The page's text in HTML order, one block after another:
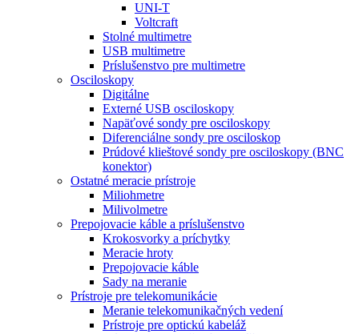
UNI-T
Voltcraft
Stolné multimetre
USB multimetre
Príslušenstvo pre multimetre
Osciloskopy
Digitálne
Externé USB osciloskopy
Napäťové sondy pre osciloskopy
Diferenciálne sondy pre osciloskop
Prúdové klieštové sondy pre osciloskopy (BNC
konektor)
Ostatné meracie prístroje
Miliohmetre
Milivolmetre
Prepojovacie káble a príslušenstvo
Krokosvorky a príchytky
Meracie hroty
Prepojovacie káble
Sady na meranie
Prístroje pre telekomunikácie
Meranie telekomunikačných vedení
Prístroje pre optickú kabeláž